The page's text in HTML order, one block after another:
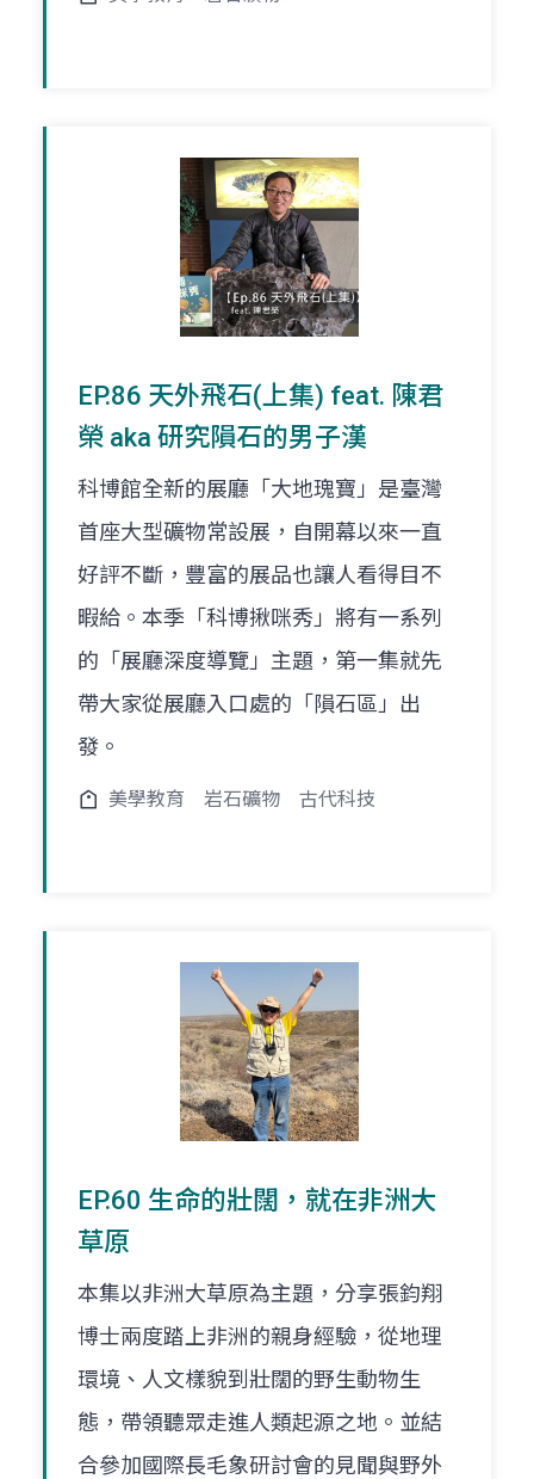
EP.86 天外飛石(上集) feat. 陳君
榮 aka 研究隕石的男子漢
科博館全新的展廳「大地瑰寶」是臺灣
首座大型礦物常設展，自開幕以來一直
好評不斷，豐富的展品也讓人看得目不
暇給。本季「科博揪咪秀」將有一系列
的「展廳深度導覽」主題，第一集就先
帶大家從展廳入口處的「隕石區」出
發。
美學教育 岩石礦物 古代科技
EP.60 生命的壯闊，就在非洲大
草原
本集以非洲大草原為主題，分享張鈞翔
博士兩度踏上非洲的親身經驗，從地理
環境、人文樣貌到壯闊的野生動物生
態，帶領聽眾走進人類起源之地。並結
合參加國際長毛象研討會的見聞與野外